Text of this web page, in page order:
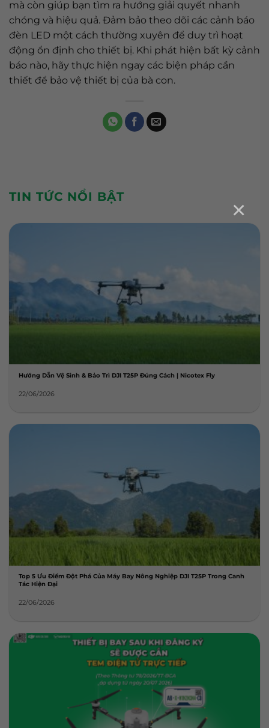
×
mà còn giúp bạn tìm ra hướng giải quyết nhanh
chóng và hiệu quả. Đảm bảo theo dõi các cảnh báo
đèn LED một cách thường xuyên để duy trì hoạt
động ổn định cho thiết bị. Khi phát hiện bất kỳ cảnh
báo nào, hãy thực hiện ngay các biện pháp cần
thiết để bảo vệ thiết bị của bà con.
TIN TỨC NỔI BẬT
Hướng Dẫn Vệ Sinh & Bảo Trì DJI T25P Đúng Cách | Nicotex Fly
22/06/2026
Top 5 Ưu Điểm Đột Phá Của Máy Bay Nông Nghiệp DJI T25P Trong Canh
Tác Hiện Đại
22/06/2026